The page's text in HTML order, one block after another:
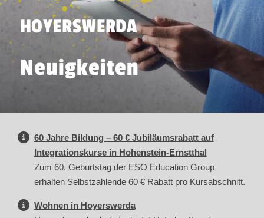
HOYERSWERDA
Neuigkeiten
60 Jahre Bildung – 60 € Jubiläumsrabatt auf
Integrationskurse in Hohenstein-Ernstthal
Zum 60. Geburtstag der ESO Education Group
erhalten Selbstzahlende 60 € Rabatt pro Kursabschnitt.
Wohnen in Hoyerswerda